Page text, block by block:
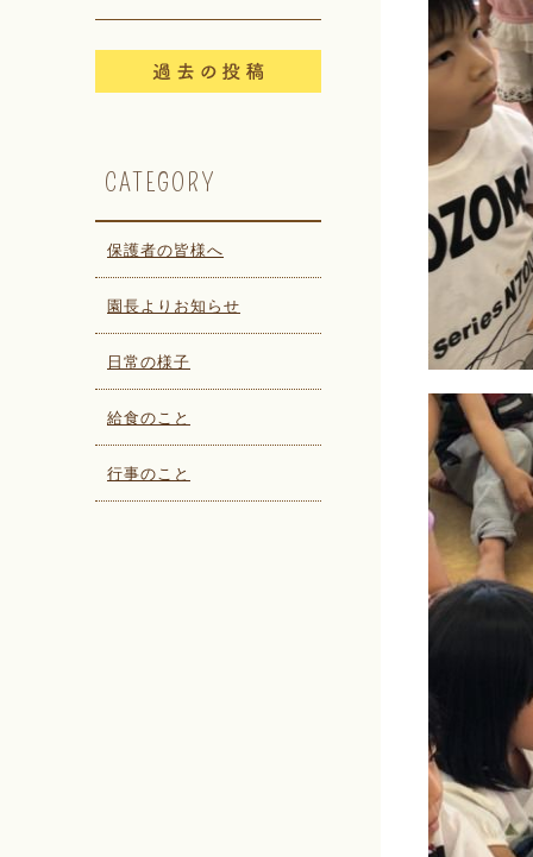
CATEGORY
保護者の皆様へ
園長よりお知らせ
日常の様子
給食のこと
行事のこと